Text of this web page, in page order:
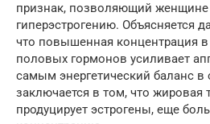
признак, позволяющий женщине
гиперэстрогению. Объясняется
что повышенная концентрация
половых гормонов усиливает
самым энергетический баланс в
заключается в том, что жировая
продуцирует эстрогены, еще